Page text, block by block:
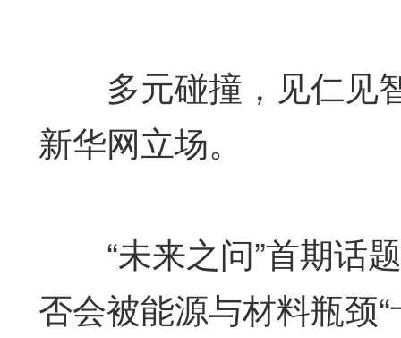
多元碰撞，见仁见
新华网立场。
“未来之问”首期话
否会被能源与材料瓶颈